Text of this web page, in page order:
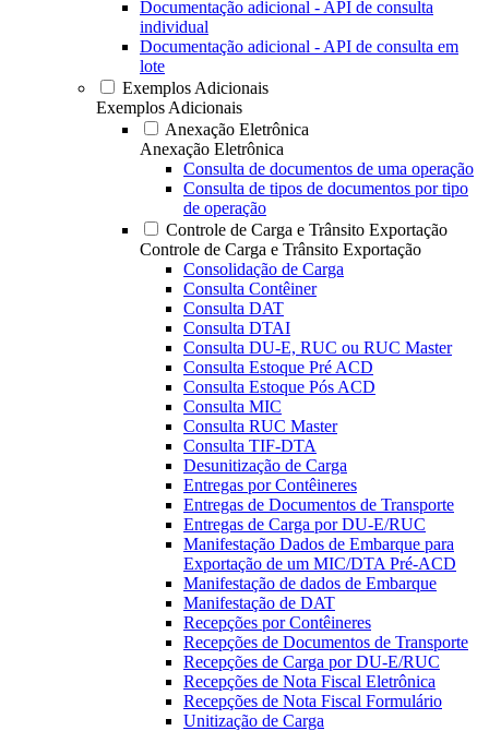
Documentação adicional - API de consulta
individual
Documentação adicional - API de consulta em
lote
Exemplos Adicionais
Exemplos Adicionais
Anexação Eletrônica
Anexação Eletrônica
Consulta de documentos de uma operação
Consulta de tipos de documentos por tipo
de operação
Controle de Carga e Trânsito Exportação
Controle de Carga e Trânsito Exportação
Consolidação de Carga
Consulta Contêiner
Consulta DAT
Consulta DTAI
Consulta DU-E, RUC ou RUC Master
Consulta Estoque Pré ACD
Consulta Estoque Pós ACD
Consulta MIC
Consulta RUC Master
Consulta TIF-DTA
Desunitização de Carga
Entregas por Contêineres
Entregas de Documentos de Transporte
Entregas de Carga por DU-E/RUC
Manifestação Dados de Embarque para
Exportação de um MIC/DTA Pré-ACD
Manifestação de dados de Embarque
Manifestação de DAT
Recepções por Contêineres
Recepções de Documentos de Transporte
Recepções de Carga por DU-E/RUC
Recepções de Nota Fiscal Eletrônica
Recepções de Nota Fiscal Formulário
Unitização de Carga